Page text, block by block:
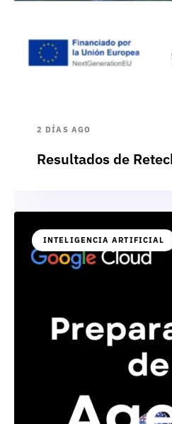
2 DÍAS AGO
Resultados de
INTELIGENCIA ARTIFICIAL